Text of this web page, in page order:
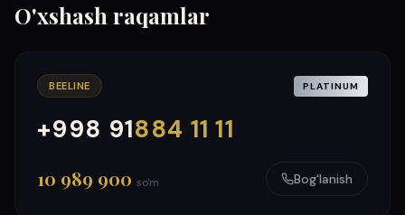
O'xshash raqamlar
BEELINE PLATINUM
+998 91884 11 11
000
999
10 989 900 so'm Bog'lanish